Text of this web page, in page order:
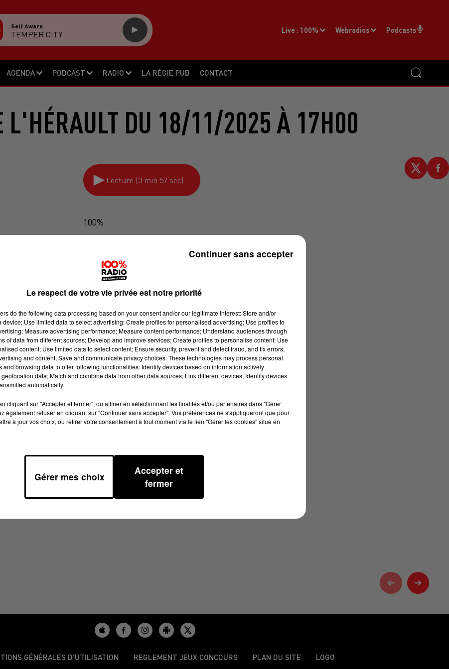
AGENDA PODCAST RADIO LA RÉGIE PUB CONTACT
Live : 100% Webradios Podcasts
Self Aware
TEMPER CITY
L'HÉRAULT DU 18/11/2025 À 17H00
Lecture (3 min 57 sec)
100%
GÉNÉRALES D’UTILISATION REGLEMENT JEUX CONCOURS PLAN DU SITE LOGO
Le respect de votre vie privée est notre priorité
do the following data processing based on your consent and/or our legitimate interest: Store and/or
device; Use limited data to select advertising; Create profiles for personalised advertising; Use profiles to
Measure advertising performance; Measure content performance; Understand audiences through
of data from different sources; Develop and improve services; Create profiles to personalise content; Use
content; Use limited data to select content; Ensure security, prevent and detect fraud, and fix errors;
and content; Save and communicate privacy choices. These technologies may process personal
and browsing data to offer following functionalities: Identify devices based on information actively
data; Match and combine data from other data sources; Link different devices; Identify devices
automatically.
cliquant sur "Accepter et fermer", ou affiner en sélectionnant les finalités et/ou partenaires dans "Gérer
également refuser en cliquant sur "Continuer sans accepter". Vos préférences ne s'appliqueront que pour
à jour vos choix, ou retirer votre consentement à tout moment via le lien "Gérer les cookies" situé en
Gérer mes choix
Accepter et
fermer
Continuer sans accepter